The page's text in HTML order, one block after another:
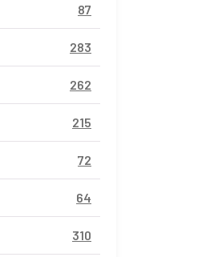
87
283
262
215
72
64
310